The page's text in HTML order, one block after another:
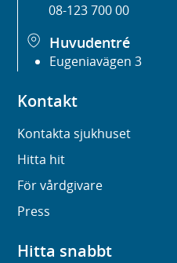
08-123 700 00
Huvudentré
Eugeniavägen 3
Kontakt
Kontakta sjukhuset
Hitta hit
För vårdgivare
Press
Hitta snabbt